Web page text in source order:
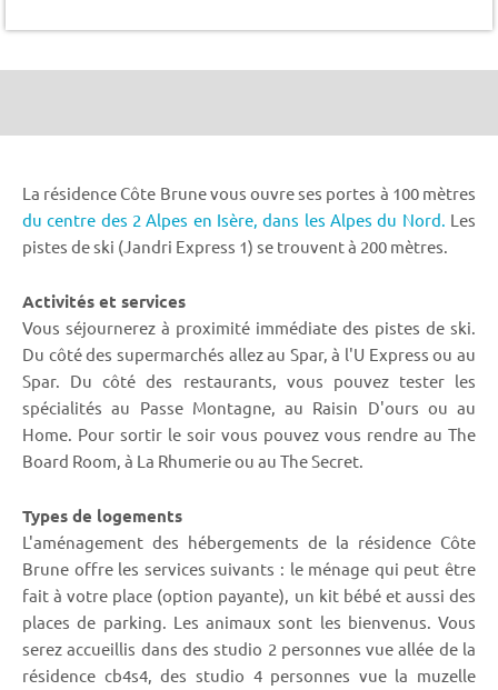
La résidence Côte Brune vous ouvre ses portes à 100 mètres
du centre des 2 Alpes en Isère, dans les Alpes du Nord. Les
pistes de ski (Jandri Express 1) se trouvent à 200 mètres.
Activités et services
Vous séjournerez à proximité immédiate des pistes de ski.
Du côté des supermarchés allez au Spar, à l'U Express ou au
Spar. Du côté des restaurants, vous pouvez tester les
spécialités au Passe Montagne, au Raisin D'ours ou au
Home. Pour sortir le soir vous pouvez vous rendre au The
Board Room, à La Rhumerie ou au The Secret.
Types de logements
L'aménagement des hébergements de la résidence Côte
Brune offre les services suivants : le ménage qui peut être
fait à votre place (option payante), un kit bébé et aussi des
places de parking. Les animaux sont les bienvenus. Vous
serez accueillis dans des studio 2 personnes vue allée de la
résidence cb4s4, des studio 4 personnes vue la muzelle